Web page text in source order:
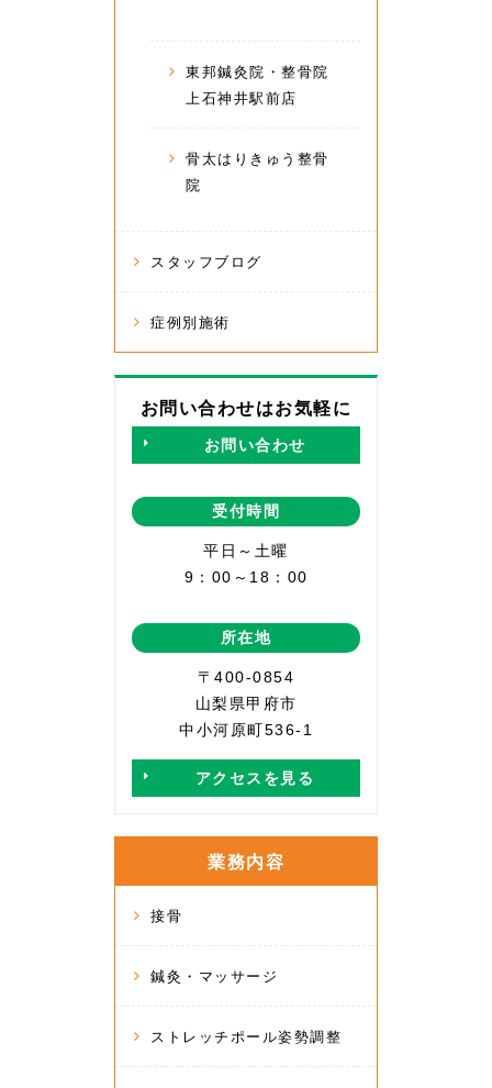
東邦鍼灸院・整骨院
上石神井駅前店
骨太はりきゅう整骨
院
スタッフブログ
症例別施術
お問い合わせはお気軽に
お問い合わせ
受付時間
平日～土曜
9：00～18：00
所在地
〒400-0854
山梨県甲府市
中小河原町536-1
アクセスを見る
業務内容
接骨
鍼灸・マッサージ
ストレッチポール姿勢調整